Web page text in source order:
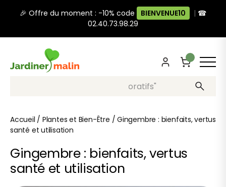
🎉 Offre du moment : -10% code BIENVENUE10 | ☎
02.40.73.98.29
Recherche, ex: "pots décoratifs"
Accueil / Plantes et Bien-Être /Gingembre : bienfaits, vertus
santé et utilisation
Gingembre : bienfaits, vertus
santé et utilisation